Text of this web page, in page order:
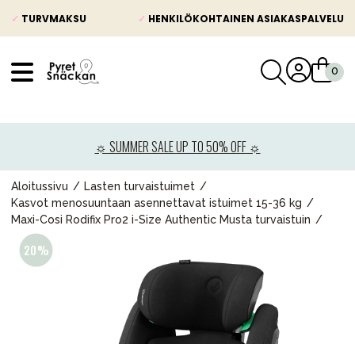
✓ TURVMAKSU ✓ HENKILÖKOHTAINEN ASIAKASPALVELU
☼ SUMMER SALE UP TO 50% OFF ☼
Aloitussivu
Lasten turvaistuimet
Kasvot menosuuntaan asennettavat istuimet 15-36 kg
Maxi-Cosi Rodifix Pro2 i-Size Authentic Musta turvaistuin
Lastenvaunut
Lasten turvaistuimet
Vauvan paketti
Lelut ja pelit
Äiti & Isä
Huonekalut & vuodevaatteet